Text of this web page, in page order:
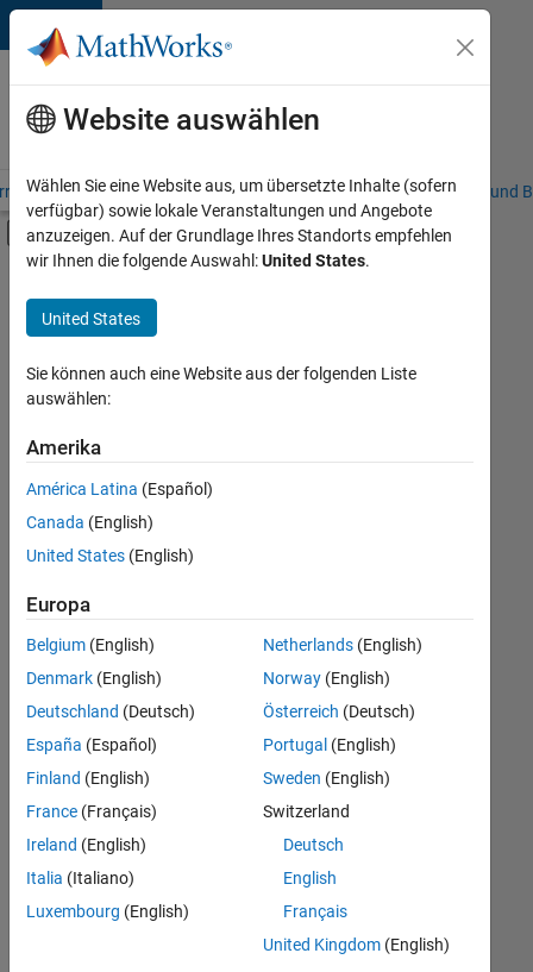
Weiter zum Inhalt
Karriere
bei
MathWorks
– Übersicht Stellensuche Niederlassungen Studierende und
Umschaltung für Off-Canvas-
Hauptinhalt
Information Technology
Marketing Communications
Marketing Services
Legal
+3
Derzeit
es
keine
offenen
Stellen,
Ihren
Suchkriterien
entsprechen.
können
die
Suchkriterien
weiter
fassen
oder
alle
Stellenangebote
anzeigen .
Website auswählen
Wählen Sie eine Website aus, um übersetzte Inhalte (sofern
verfügbar) sowie lokale Veranstaltungen und Angebote
anzuzeigen. Auf der Grundlage Ihres Standorts empfehlen
wir Ihnen die folgende Auswahl:United States.
United States
Sie können auch eine Website aus der folgenden Liste
auswählen:
Amerika
América Latina (Español)
Canada (English)
United States (English)
Europa
Belgium (English)
Denmark (English)
Deutschland (Deutsch)
España (Español)
Finland (English)
France (Français)
Ireland (English)
Italia (Italiano)
Luxembourg (English)
Netherlands(English)
Norway(English)
Österreich (Deutsch)
Portugal (English)
Sweden (English)
Switzerland
Deutsch
English
Français
United Kingdom(English)